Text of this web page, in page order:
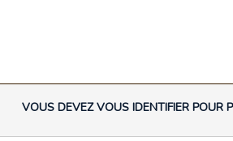
VOUS DEVEZ VOUS IDENTIFIER POUR